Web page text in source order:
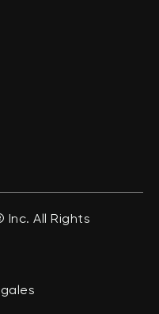
All Rights